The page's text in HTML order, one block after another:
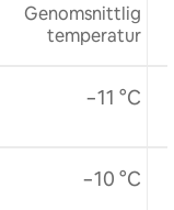
Genomsnittlig
temperatur
−11 °C
−10 °C